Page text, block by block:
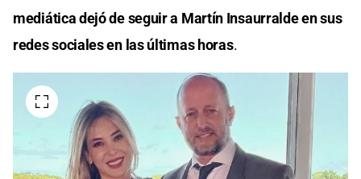
mediática dejó de seguir a Martín Insaurralde en sus
redes sociales en las últimas horas.